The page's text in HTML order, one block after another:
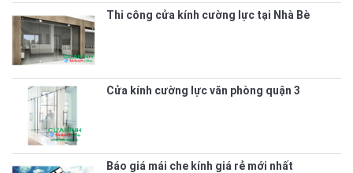
Thi công cửa kính cường lực tại Nhà Bè
Cửa kính cường lực văn phòng quận 3
Báo giá mái che kính giá rẻ mới nhất